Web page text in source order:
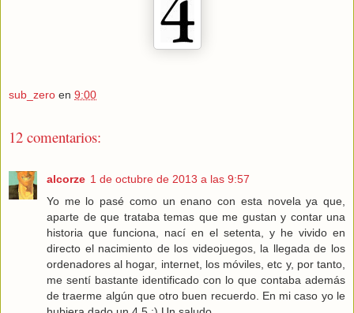
sub_zero en 9:00
12 comentarios:
alcorze 1 de octubre de 2013 a las 9:57
Yo me lo pasé como un enano con esta novela ya que,
aparte de que trataba temas que me gustan y contar una
historia que funciona, nací en el setenta, y he vivido en
directo el nacimiento de los videojuegos, la llegada de los
ordenadores al hogar, internet, los móviles, etc y, por tanto,
me sentí bastante identificado con lo que contaba además
de traerme algún que otro buen recuerdo. En mi caso yo le